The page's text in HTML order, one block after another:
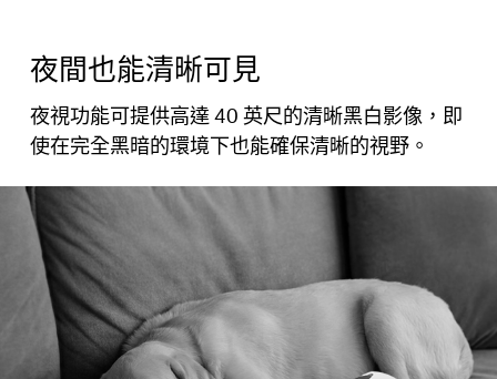
夜間也能清晰可見
夜視功能可提供高達 40 英尺的清晰黑白影像，即
使在完全黑暗的環境下也能確保清晰的視野。